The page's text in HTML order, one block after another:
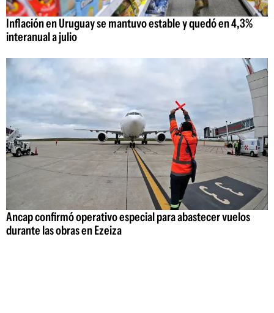
Inflación en Uruguay se mantuvo estable y quedó en 4,3%
interanual a julio
Ancap confirmó operativo especial para abastecer vuelos
durante las obras en Ezeiza